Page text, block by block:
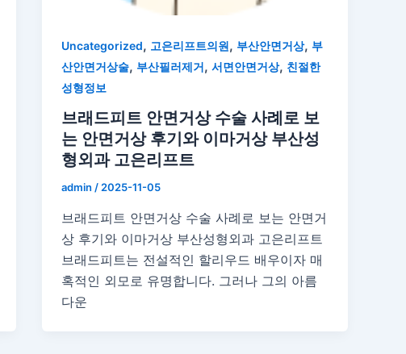
Uncategorized, 고은리프트의원, 부산안면거상, 부
산안면거상술, 부산필러제거,서면안면거상, 친절한
성형정보
브래드피트 안면거상 수술 사례로 보
는 안면거상 후기와 이마거상 부산성
형외과 고은리프트
admin/2025-11-05
브래드피트 안면거상 수술 사례로 보는 안면거
상 후기와 이마거상 부산성형외과 고은리프트
브래드피트는 전설적인 할리우드 배우이자 매
혹적인 외모로 유명합니다. 그러나 그의 아름
다운